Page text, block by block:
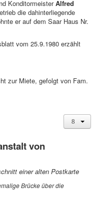
KonditormeisterAlfred
die dahinterliegende
er auf dem Saar Haus Nr.
vom 25.9.1980 erzählt
zur Miete, gefolgt von Fam.
von
einer alten Postkarte
Brücke über die